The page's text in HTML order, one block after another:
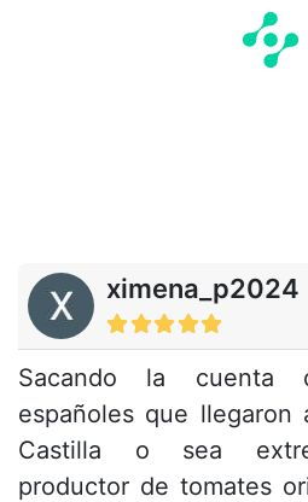
ximena_p2024
Sacando la cuenta
españoles que llegaron
Castilla o sea
productor de tomates